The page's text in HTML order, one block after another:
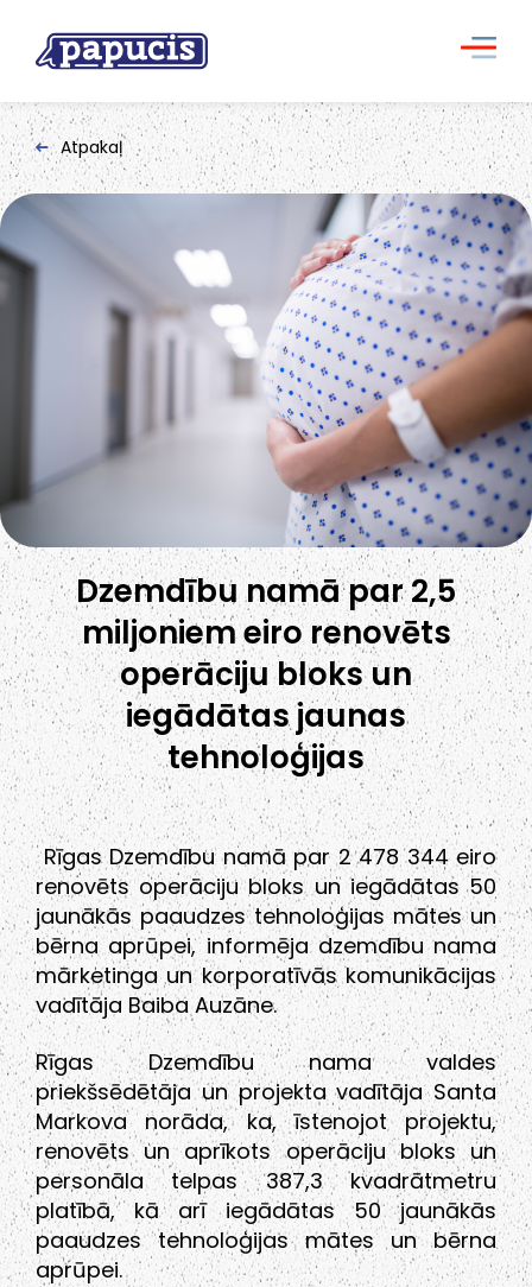
Atpakaļ
Dzemdību namā par 2,5
miljoniem eiro renovēts
operāciju bloks un
iegādātas jaunas
tehnoloģijas
Rīgas Dzemdību namā par 2 478 344 eiro
renovēts operāciju bloks un iegādātas 50
jaunākās paaudzes tehnoloģijas mātes un
bērna aprūpei, informēja dzemdību nama
mārketinga un korporatīvās komunikācijas
vadītāja Baiba Auzāne.
Rīgas Dzemdību nama valdes
priekšsēdētāja un projekta vadītāja Santa
Markova norāda, ka, īstenojot projektu,
renovēts un aprīkots operāciju bloks un
personāla telpas 387,3 kvadrātmetru
platībā, kā arī iegādātas 50 jaunākās
paaudzes tehnoloģijas mātes un bērna
aprūpei.